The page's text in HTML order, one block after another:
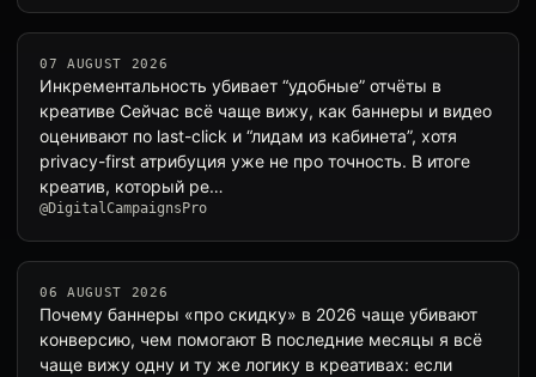
07 AUGUST 2026
Инкрементальность убивает “удобные” отчёты в
креативе Сейчас всё чаще вижу, как баннеры и видео
оценивают по last-click и “лидам из кабинета”, хотя
privacy-first атрибуция уже не про точность. В итоге
креатив, который ре…
@DigitalCampaignsPro
06 AUGUST 2026
Почему баннеры «про скидку» в 2026 чаще убивают
конверсию, чем помогают В последние месяцы я всё
чаще вижу одну и ту же логику в креативах: если